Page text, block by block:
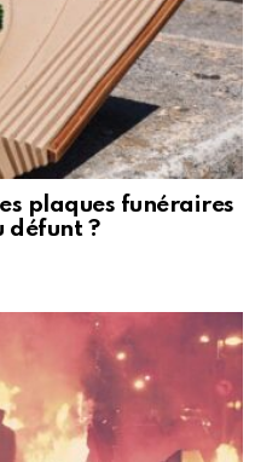
plaques funéraires
défunt ?